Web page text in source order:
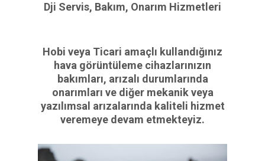
Dji Servis, Bakım, Onarım Hizmetleri
Hobi veya Ticari amaçlı kullandığınız
hava görüntüleme cihazlarınızın
bakımları, arızalı durumlarında
onarımları ve diğer mekanik veya
yazılımsal arızalarında kaliteli hizmet
veremeye devam etmekteyiz.